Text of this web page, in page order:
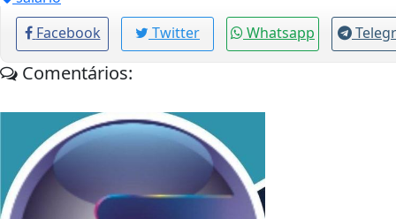
Facebook
Twitter Whatsapp
Comentários: